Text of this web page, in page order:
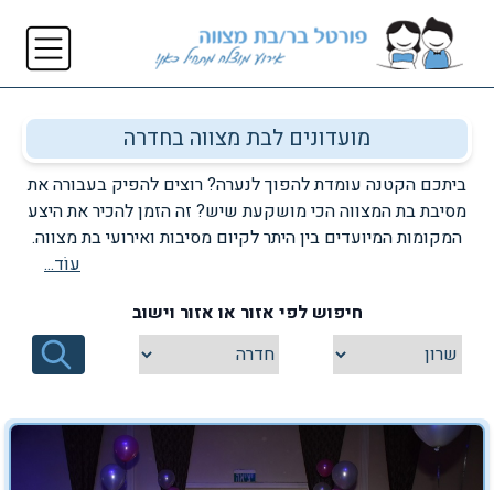
מועדונים לבת מצווה בחדרה
ביתכם הקטנה עומדת להפוך לנערה? רוצים להפיק בעבורה את
מסיבת בת המצווה הכי מושקעת שיש? זה הזמן להכיר את היצע
המקומות המיועדים בין היתר לקיום מסיבות ואירועי בת מצווה.
אצלנו באתר, תוכלו למצוא רשימה מעודכנת ומקיפה של מספר
תוכלו למצוא מספר מועדוני בת מצווה המאפשרים לכם ליהנות
גם ממקום מושקע ואיכותי וגם ממועדון נוער המותאם
למסיבות בת מצווה. בנוסף, כל מועדון לבת מצווה בחדרה
שירותים המותאמים לכל אחד ואחת מכם באופן אישי. כנסו
עכשיו לרשימה שלפניכם ובחרו במועדון המועדף עליכם בו
תוכלו לקיים את מסיבת בת המצווה של השנה!
עוֹד...
חיפוש לפי אזור או אזור וישוב